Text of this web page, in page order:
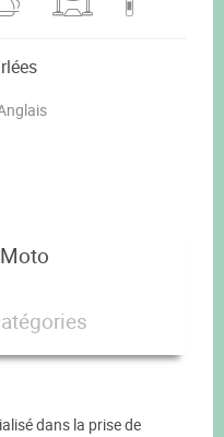
dans la prise de